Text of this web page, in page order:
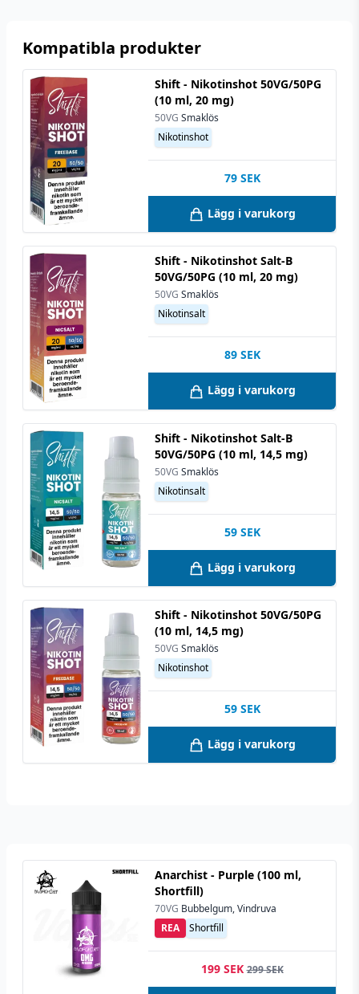
Kompatibla produkter
Shift - Nikotinshot 50VG/50PG
(10 ml, 20 mg)
50VG Smaklös
Nikotinshot
79 SEK
Lägg i varukorg
Shift - Nikotinshot Salt-B
50VG/50PG (10 ml, 20 mg)
50VG Smaklös
Nikotinsalt
89 SEK
Lägg i varukorg
Shift - Nikotinshot Salt-B
50VG/50PG (10 ml, 14,5 mg)
50VG Smaklös
Nikotinsalt
59 SEK
Lägg i varukorg
Shift - Nikotinshot 50VG/50PG
(10 ml, 14,5 mg)
50VG Smaklös
Nikotinshot
59 SEK
Lägg i varukorg
Anarchist - Purple (100 ml,
Shortfill)
70VG Bubbelgum, Vindruva
Shortfill
REA
199 SEK 299 SEK